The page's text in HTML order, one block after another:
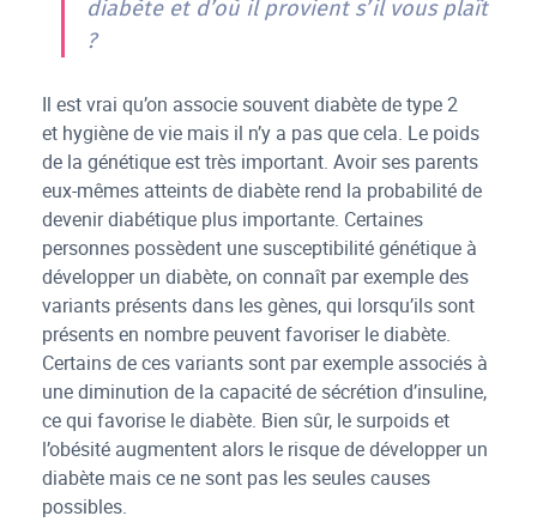
diabète et d’où il provient s’il vous plaît
?
Il est vrai qu’on associe souvent diabète de type 2
et hygiène de vie mais il n’y a pas que cela. Le poids
de la génétique est très important. Avoir ses parents
eux-mêmes atteints de diabète rend la probabilité de
devenir diabétique plus importante. Certaines
personnes possèdent une susceptibilité génétique à
développer un diabète, on connaît par exemple des
variants présents dans les gènes, qui lorsqu’ils sont
présents en nombre peuvent favoriser le diabète.
Certains de ces variants sont par exemple associés à
une diminution de la capacité de sécrétion d’insuline,
ce qui favorise le diabète. Bien sûr, le surpoids et
l’obésité augmentent alors le risque de développer un
diabète mais ce ne sont pas les seules causes
possibles.